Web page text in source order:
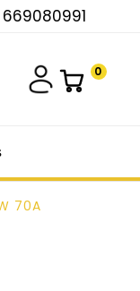
669080991
0
70A